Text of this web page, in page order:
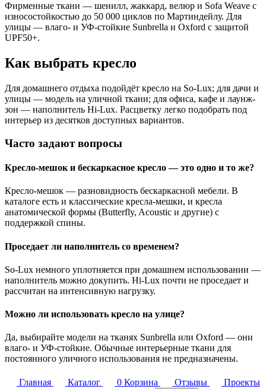
Фирменные ткани — шенилл, жаккард, велюр и Sofa Weave с
износостойкостью до 50 000 циклов по Мартиндейлу. Для
улицы — влаго- и УФ-стойкие Sunbrella и Oxford с защитой
UPF50+.
Как выбрать кресло
Для домашнего отдыха подойдёт кресло на So-Lux; для дачи и
улицы — модель на уличной ткани; для офиса, кафе и лаунж-
зон — наполнитель Hi-Lux. Расцветку легко подобрать под
интерьер из десятков доступных вариантов.
Часто задают вопросы
Кресло-мешок и бескаркасное кресло — это одно и то же?
Кресло-мешок — разновидность бескаркасной мебели. В
каталоге есть и классические кресла-мешки, и кресла
анатомической формы (Butterfly, Acoustic и другие) с
поддержкой спины.
Проседает ли наполнитель со временем?
So-Lux немного уплотняется при домашнем использовании —
наполнитель можно докупить. Hi-Lux почти не проседает и
рассчитан на интенсивную нагрузку.
Можно ли использовать кресло на улице?
Да, выбирайте модели на тканях Sunbrella или Oxford — они
влаго- и УФ-стойкие. Обычные интерьерные ткани для
постоянного уличного использования не предназначены.
Главная Каталог 0 Корзина Отзывы Проекты